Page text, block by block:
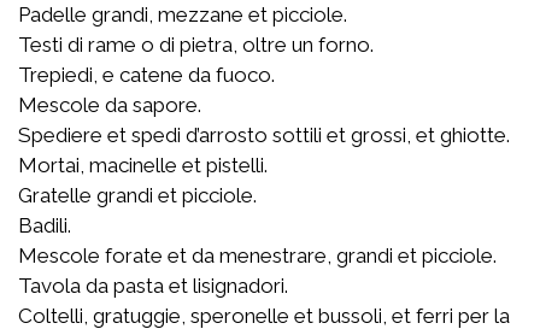
Padelle grandi, mezzane et picciole.
Testi di rame o di pietra, oltre un forno.
Trepiedi, e catene da fuoco.
Mescole da sapore.
Spediere et spedi d’arrosto sottili et grossi, et ghiotte.
Mortai, macinelle et pistelli.
Gratelle grandi et picciole.
Badili.
Mescole forate et da menestrare, grandi et picciole.
Tavola da pasta et lisignadori.
Coltelli, gratuggie, speronelle et bussoli, et ferri per la